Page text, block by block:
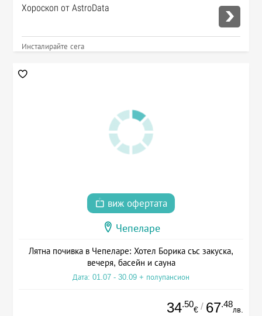
Хороскоп от AstroData
Инсталирайте сега
виж офертата
Чепеларе
Лятна почивка в Чепеларе: Хотел Борика със закуска,
вечеря, басейн и сауна
Дата: 01.07 - 30.09 + полупансион
34.50
€ / 67.48
лв.